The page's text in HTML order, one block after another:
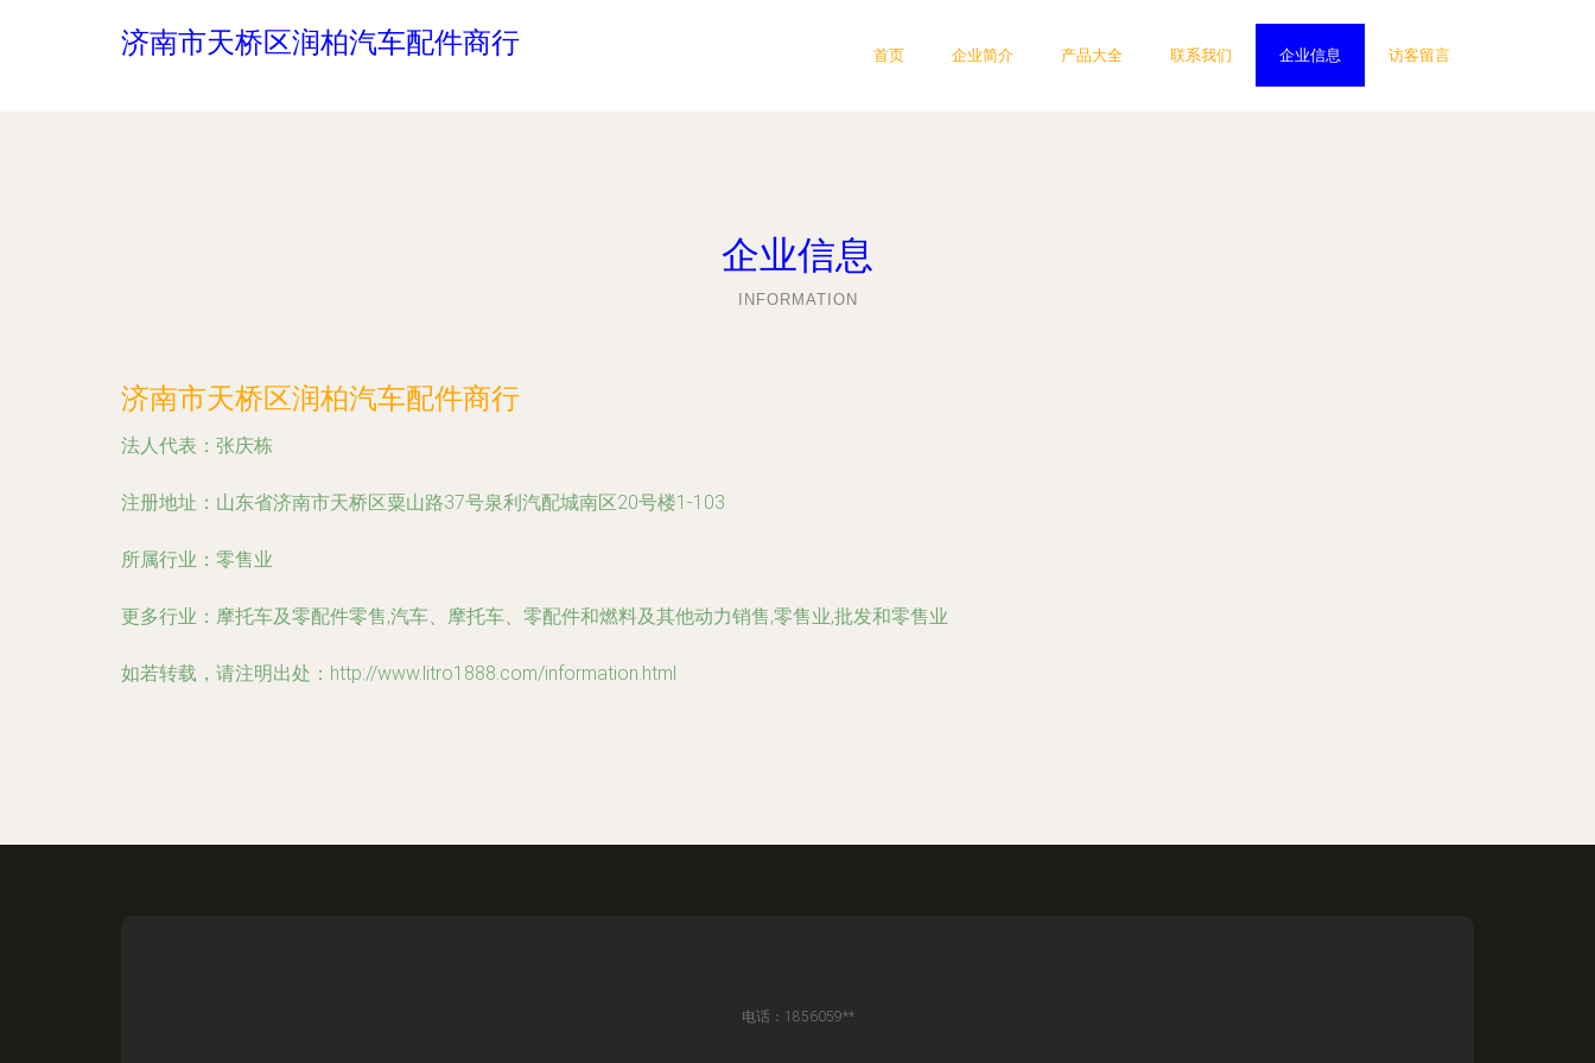
济南市天桥区润柏汽车配件商行 首页 企业简介 产品大全 联系我们 企业信息 访客留言
企业信息
INFORMATION
济南市天桥区润柏汽车配件商行
法人代表： 张庆栋
注册地址： 山东省济南市天桥区粟山路37号泉利汽配城南区20号楼1-103
所属行业： 零售业
更多行业： 摩托车及零配件零售,汽车、摩托车、零配件和燃料及其他动力销售,零售业,批发和零售业
如若转载，请注明出处：http://www.litro1888.com/information.html
电话：1856059**